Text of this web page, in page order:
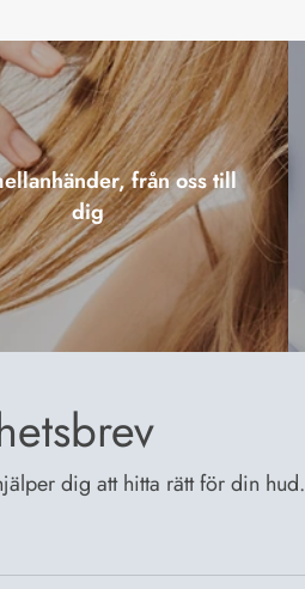
från oss till
dig
dig att hitta rätt för din hud.